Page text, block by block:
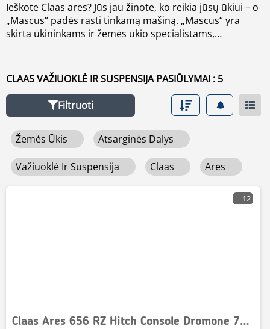
Ieškote Claas ares? Jūs jau žinote, ko reikia jūsų ūkiui – o
„Mascus“ padės rasti tinkamą mašiną. „Mascus“ yra
skirta ūkininkams ir žemės ūkio specialistams,
naujus Claas ares tiek Lietuvoje (), tiek už jos ribų.
Nesvarbu, ar jums reikia įrangos sunkiems darbams, ar
tiksliam ūkininkavimui, „Mascus“ leidžia lengvai palyginti
technines specifikacijas ir kainas, kad greitai
– raskite tai, ko ieškote, iš karto!
CLAAS VAŽIUOKLĖ IR SUSPENSIJA PASIŪLYMAI : 5
Filtruoti
Žemės Ūkis Atsarginės Dalys
Važiuoklė Ir Suspensija Claas Ares
12
Claas Ares 656 RZ Hitch Console Dromone 7711132207